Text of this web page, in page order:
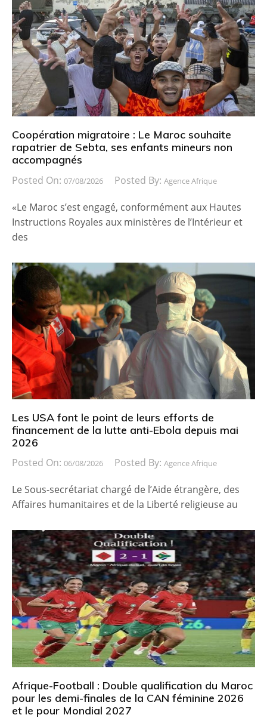
Coopération migratoire : Le Maroc souhaite
rapatrier de Sebta, ses enfants mineurs non
accompagnés
Posted On: 07/08/2026 Posted By: Agence Afrique
«Le Maroc s’est engagé, conformément aux Hautes
Instructions Royales aux ministères de l’Intérieur et
des
Les USA font le point de leurs efforts de
financement de la lutte anti-Ebola depuis mai
2026
Posted On: 06/08/2026 Posted By: Agence Afrique
Le Sous-secrétariat chargé de l’Aide étrangère, des
Affaires humanitaires et de la Liberté religieuse au
Afrique-Football : Double qualification du Maroc
pour les demi-finales de la CAN féminine 2026
et le pour Mondial 2027